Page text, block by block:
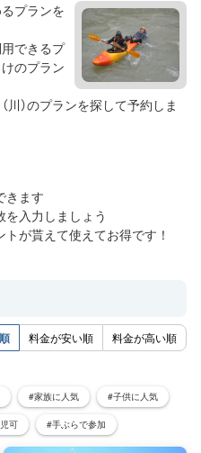
プランを
用できるプ
のプラン
）のプランを探して予約しま
きます
入力しましょう
が貰えて使えてお得です！
料金が安い順 料金が高い順
#家族に人気 #子供に人気
可 #手ぶらで参加